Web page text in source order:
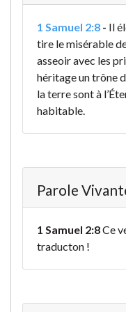
1 Samuel 2:8 - Il
tire le misérable
asseoir avec les
héritage un trône
la terre sont à
habitable.
Parole
1 Samuel 2:8Ce
traducton !